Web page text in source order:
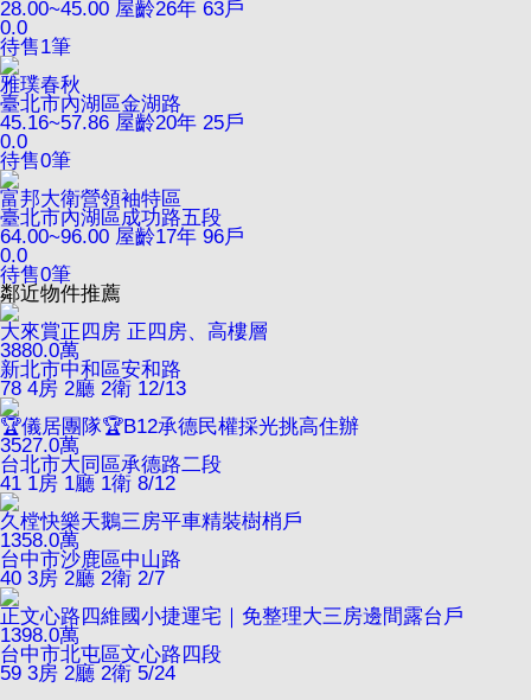
28.00~45.00 屋齡26年 63戶
0.0
待售1筆
雅璞春秋
臺北市內湖區金湖路
45.16~57.86 屋齡20年 25戶
0.0
待售0筆
富邦大衛營領袖特區
臺北市內湖區成功路五段
64.00~96.00 屋齡17年 96戶
0.0
待售0筆
鄰近物件推薦
大來賞正四房 正四房、高樓層
3880.0萬
新北市中和區安和路
78 4房 2廳 2衛 12/13
🏆儀居團隊🏆B12承德民權採光挑高住辦
3527.0萬
台北市大同區承德路二段
41 1房 1廳 1衛 8/12
久樘快樂天鵝三房平車精裝樹梢戶
1358.0萬
台中市沙鹿區中山路
40 3房 2廳 2衛 2/7
正文心路四維國小捷運宅｜免整理大三房邊間露台戶
1398.0萬
台中市北屯區文心路四段
59 3房 2廳 2衛 5/24